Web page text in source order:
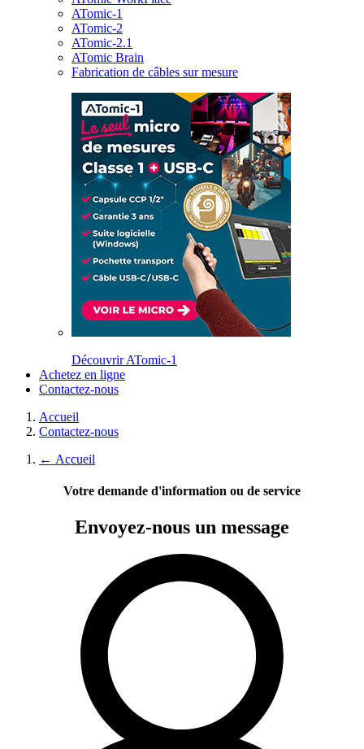
ATomic-1
ATomic-2
ATomic-2.1
ATomic Brain
Fabrication de câbles sur mesure
Découvrir ATomic-1
Achetez en ligne
Contactez-nous
Accueil
Contactez-nous
← Accueil
Votre demande d'information ou de service
Envoyez-nous un message